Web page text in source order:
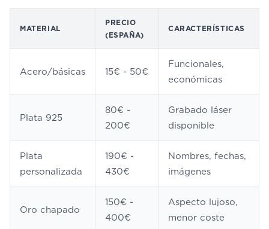
MATERIAL
PRECIO
(ESPAÑA)
CARACTERÍSTICAS
Acero/básicas 15€ - 50€
Funcionales,
económicas
Plata 925
80€ -
200€
Grabado láser
disponible
Plata
personalizada
190€ -
430€
Nombres, fechas,
imágenes
Oro chapado
150€ -
400€
Aspecto lujoso,
menor coste